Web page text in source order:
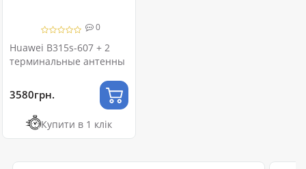
0
Huawei B315s-607 + 2
терминальные антенны
3580грн.
Купити в 1 клік